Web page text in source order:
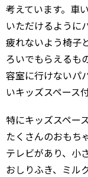
考えています。車
いただけるように
疲れないよう椅子
ろいでもらえるも
容室に行けないパ
いキッズスペース
特にキッズスペー
たくさんのおもち
テレビがあり、小
おしりふき、ミル